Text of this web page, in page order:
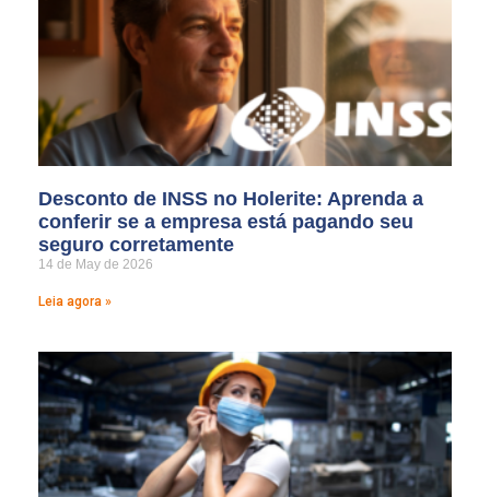
Desconto de INSS no Holerite: Aprenda a
conferir se a empresa está pagando seu
seguro corretamente
14 de May de 2026
Leia agora »